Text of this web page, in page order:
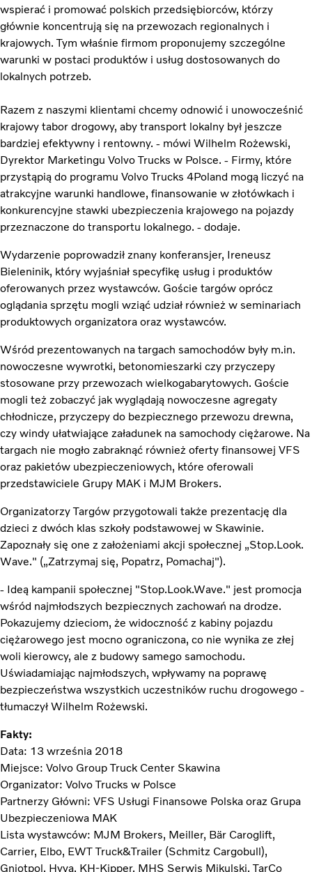
wspierać i promować polskich przedsiębiorców, którzy
głównie koncentrują się na przewozach regionalnych i
krajowych. Tym właśnie firmom proponujemy szczególne
warunki w postaci produktów i usług dostosowanych do
lokalnych potrzeb.
Razem z naszymi klientami chcemy odnowić i unowocześnić
krajowy tabor drogowy, aby transport lokalny był jeszcze
bardziej efektywny i rentowny. - mówi Wilhelm Rożewski,
Dyrektor Marketingu Volvo Trucks w Polsce. - Firmy, które
przystąpią do programu Volvo Trucks 4Poland mogą liczyć na
atrakcyjne warunki handlowe, finansowanie w złotówkach i
konkurencyjne stawki ubezpieczenia krajowego na pojazdy
przeznaczone do transportu lokalnego. - dodaje.
Wydarzenie poprowadził znany konferansjer, Ireneusz
Bieleninik, który wyjaśniał specyfikę usług i produktów
oferowanych przez wystawców. Goście targów oprócz
oglądania sprzętu mogli wziąć udział również w seminariach
produktowych organizatora oraz wystawców.
Wśród prezentowanych na targach samochodów były m.in.
nowoczesne wywrotki, betonomieszarki czy przyczepy
stosowane przy przewozach wielkogabarytowych. Goście
mogli też zobaczyć jak wyglądają nowoczesne agregaty
chłodnicze, przyczepy do bezpiecznego przewozu drewna,
czy windy ułatwiające załadunek na samochody ciężarowe. Na
targach nie mogło zabraknąć również oferty finansowej VFS
oraz pakietów ubezpieczeniowych, które oferowali
przedstawiciele Grupy MAK i MJM Brokers.
Organizatorzy Targów przygotowali także prezentację dla
dzieci z dwóch klas szkoły podstawowej w Skawinie.
Zapoznały się one z założeniami akcji społecznej „Stop.Look.
Wave." („Zatrzymaj się, Popatrz, Pomachaj").
- Ideą kampanii społecznej "Stop.Look.Wave." jest promocja
wśród najmłodszych bezpiecznych zachowań na drodze.
Pokazujemy dzieciom, że widoczność z kabiny pojazdu
ciężarowego jest mocno ograniczona, co nie wynika ze złej
woli kierowcy, ale z budowy samego samochodu.
Uświadamiając najmłodszych, wpływamy na poprawę
bezpieczeństwa wszystkich uczestników ruchu drogowego -
tłumaczył Wilhelm Rożewski.
Fakty:
Data: 13 września 2018
Miejsce: Volvo Group Truck Center Skawina
Organizator: Volvo Trucks w Polsce
Partnerzy Główni: VFS Usługi Finansowe Polska oraz Grupa
Ubezpieczeniowa MAK
Lista wystawców: MJM Brokers, Meiller, Bär Caroglift,
Carrier, Elbo, EWT Truck&Trailer (Schmitz Cargobull),
Gniotpol, Hyva, KH-Kipper, MHS Serwis Mikulski, TarCo